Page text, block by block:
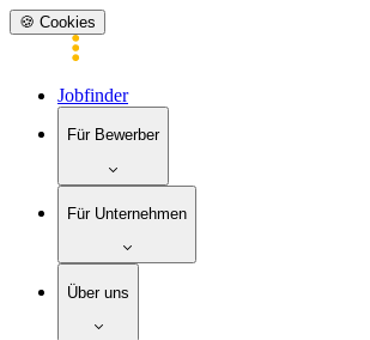
🍪 Cookies
Jobfinder
Für Bewerber
Für Unternehmen
Über uns